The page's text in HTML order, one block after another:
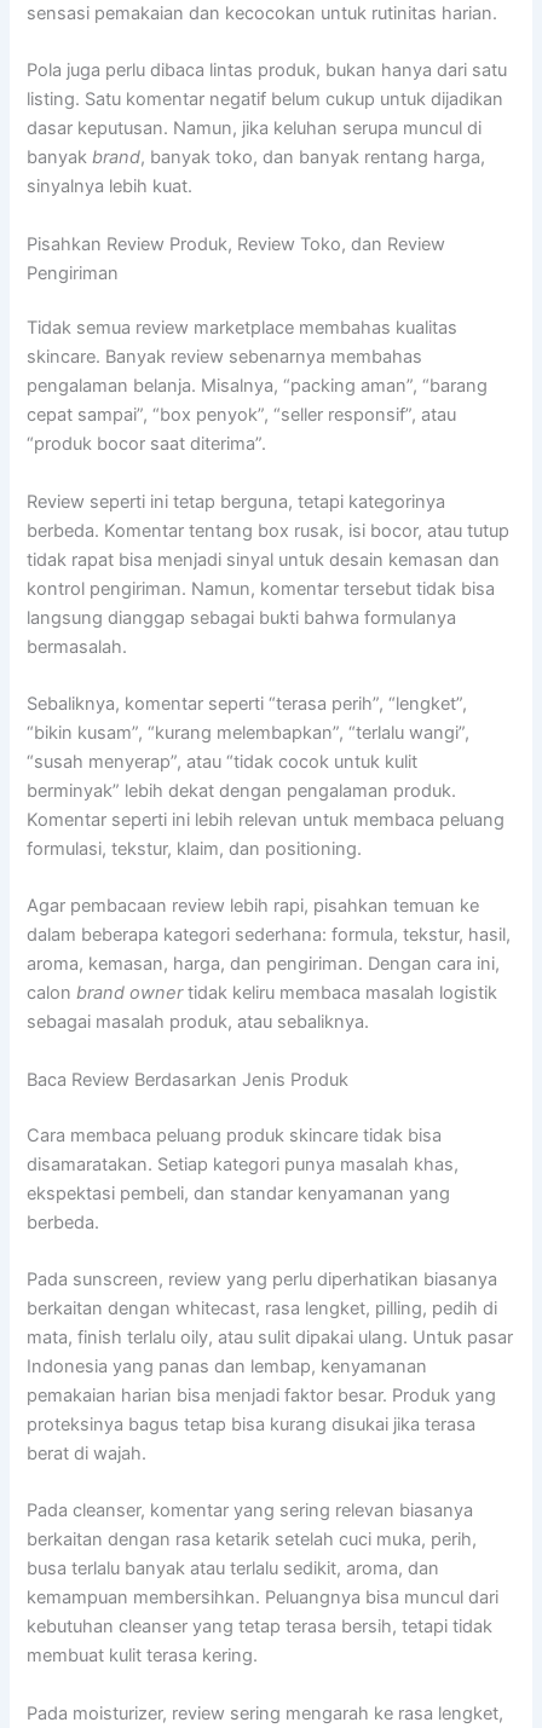
sensasi pemakaian dan kecocokan untuk rutinitas harian.
Pola juga perlu dibaca lintas produk, bukan hanya dari satu
listing. Satu komentar negatif belum cukup untuk dijadikan
dasar keputusan. Namun, jika keluhan serupa muncul di
banyakbrand, banyak toko, dan banyak rentang harga,
sinyalnya lebih kuat.
Pisahkan Review Produk, Review Toko, dan Review
Pengiriman
Tidak semua review marketplace membahas kualitas
skincare. Banyak review sebenarnya membahas
pengalaman belanja. Misalnya, “packing aman”, “barang
cepat sampai”, “box penyok”, “seller responsif”, atau
“produk bocor saat diterima”.
Review seperti ini tetap berguna, tetapi kategorinya
berbeda. Komentar tentang box rusak, isi bocor, atau tutup
tidak rapat bisa menjadi sinyal untuk desain kemasan dan
kontrol pengiriman. Namun, komentar tersebut tidak bisa
langsung dianggap sebagai bukti bahwa formulanya
bermasalah.
Sebaliknya, komentar seperti “terasa perih”, “lengket”,
“bikin kusam”, “kurang melembapkan”, “terlalu wangi”,
“susah menyerap”, atau “tidak cocok untuk kulit
berminyak” lebih dekat dengan pengalaman produk.
Komentar seperti ini lebih relevan untuk membaca peluang
formulasi, tekstur, klaim, dan positioning.
Agar pembacaan review lebih rapi, pisahkan temuan ke
dalam beberapa kategori sederhana: formula, tekstur, hasil,
aroma, kemasan, harga, dan pengiriman. Dengan cara ini,
calonbrand ownertidak keliru membaca masalah logistik
sebagai masalah produk, atau sebaliknya.
Baca Review Berdasarkan Jenis Produk
Cara membaca peluang produk skincare tidak bisa
disamaratakan. Setiap kategori punya masalah khas,
ekspektasi pembeli, dan standar kenyamanan yang
berbeda.
Pada sunscreen, review yang perlu diperhatikan biasanya
berkaitan dengan whitecast, rasa lengket, pilling, pedih di
mata, finish terlalu oily, atau sulit dipakai ulang. Untuk pasar
Indonesia yang panas dan lembap, kenyamanan
pemakaian harian bisa menjadi faktor besar. Produk yang
proteksinya bagus tetap bisa kurang disukai jika terasa
berat di wajah.
Pada cleanser, komentar yang sering relevan biasanya
berkaitan dengan rasa ketarik setelah cuci muka, perih,
busa terlalu banyak atau terlalu sedikit, aroma, dan
kemampuan membersihkan. Peluangnya bisa muncul dari
kebutuhan cleanser yang tetap terasa bersih, tetapi tidak
membuat kulit terasa kering.
Pada moisturizer, review sering mengarah ke rasa lengket,